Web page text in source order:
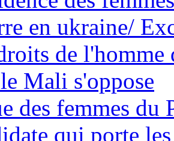
en ukraine/
de
Mali s'oppose
des femmes du
qui porte